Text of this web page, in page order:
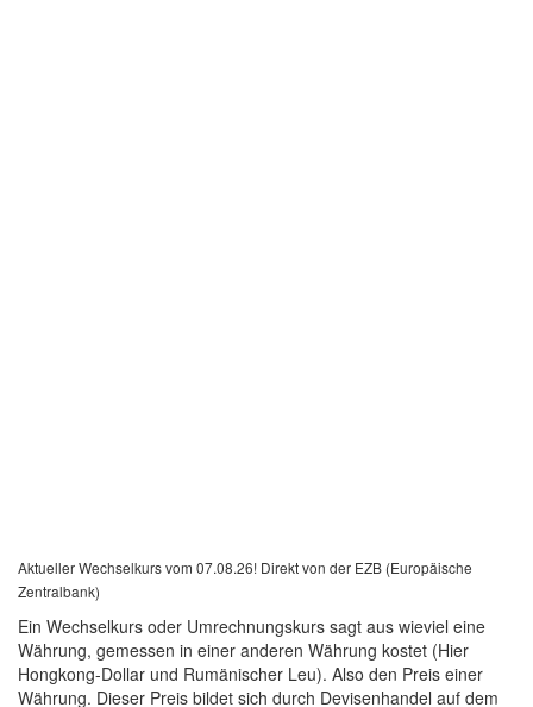
Aktueller Wechselkurs vom 07.08.26! Direkt von der EZB (Europäische
Zentralbank)
Ein Wechselkurs oder Umrechnungskurs sagt aus wieviel eine
Währung, gemessen in einer anderen Währung kostet (Hier
Hongkong-Dollar und Rumänischer Leu). Also den Preis einer
Währung. Dieser Preis bildet sich durch Devisenhandel auf dem